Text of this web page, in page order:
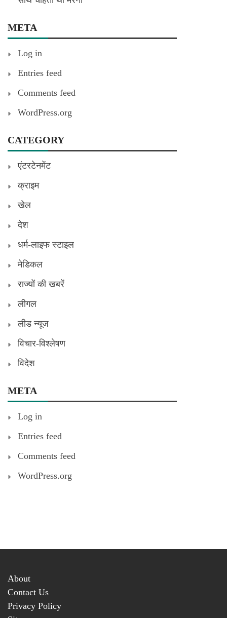
META
Log in
Entries feed
Comments feed
WordPress.org
CATEGORY
एंटरटेनमेंट
क्राइम
खेल
देश
धर्म-लाइफ स्टाइल
मेडिकल
राज्यों की खबरें
लीगल
लीड न्यूज
विचार-विश्लेषण
विदेश
META
Log in
Entries feed
Comments feed
WordPress.org
About
Contact Us
Privacy Policy